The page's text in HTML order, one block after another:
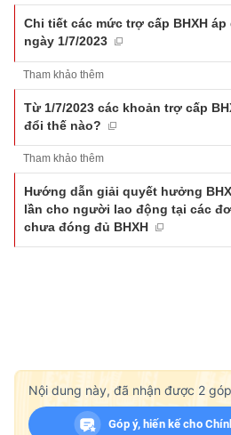
Chi tiết các mức trợ cấp BHXH
ngày 1/7/2023
Tham khảo thêm
Từ 1/7/2023 các khoản trợ cấp
đổi thế nào?
Tham khảo thêm
Hướng dẫn giải quyết hưởng
lần cho người lao động tại các
chưa đóng đủ BHXH
Nội dung này, đã nhận được 2
Góp ý, hiến kế cho